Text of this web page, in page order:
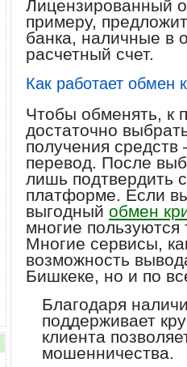
Лицензированный
примеру,
банка, наличные в
расчетный счет.
Как работает обмен
Чтобы обменять, к
достаточно
получения
перевод. После
лишь подтвердить
платформе. Если
выгодный обмен
многие
Многие сервисы,
возможность
Бишкеке, но и по
Благодаря
поддерживает
клиента
мошенничества.